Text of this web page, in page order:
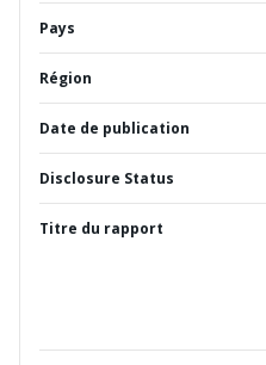
Pays
Région
Date de publication
Disclosure Status
Titre du rapport